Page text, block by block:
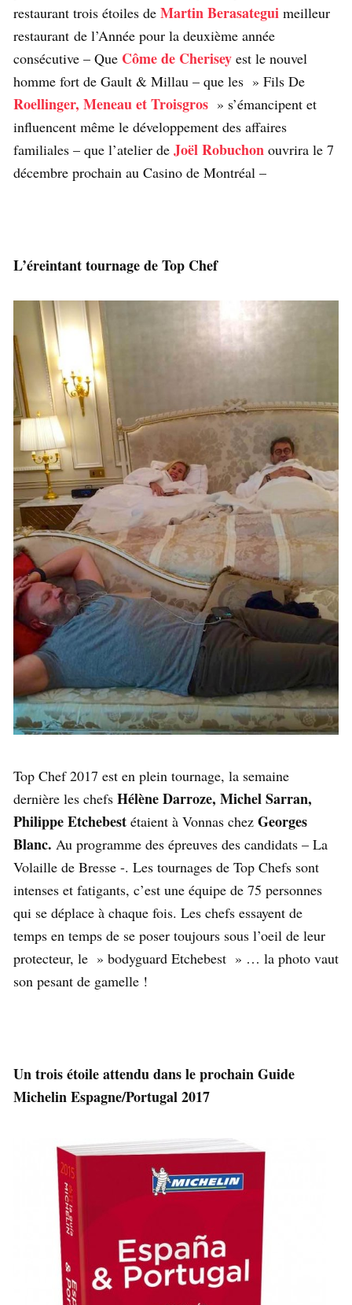
restaurant trois étoiles de Martin Berasategui meilleur
restaurant de l’Année pour la deuxième année
consécutive – Que Côme de Cherisey est le nouvel
homme fort de Gault & Millau – que les » Fils De
Roellinger, Meneau et Troisgros » s’émancipent et
influencent même le développement des affaires
familiales – que l’atelier de Joël Robuchon ouvrira le 7
décembre prochain au Casino de Montréal –
L’éreintant tournage de Top Chef
Top Chef 2017 est en plein tournage, la semaine
dernière les chefs Hélène Darroze, Michel Sarran,
Philippe Etchebest étaient à Vonnas chez Georges
Blanc. Au programme des épreuves des candidats – La
Volaille de Bresse -. Les tournages de Top Chefs sont
intenses et fatigants, c’est une équipe de 75 personnes
qui se déplace à chaque fois. Les chefs essayent de
temps en temps de se poser toujours sous l’oeil de leur
protecteur, le » bodyguard Etchebest » … la photo vaut
son pesant de gamelle !
Un trois étoile attendu dans le prochain Guide
Michelin Espagne/Portugal 2017